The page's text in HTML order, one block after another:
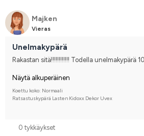
Majken
Vieras
Unelmakypärä
Rakastan sitä!!!!!!!!!!!! Todella unelmakypärä
Näytä alkuperäinen
Koettu koko: Normaali
Ratsastuskypärä Lasten Kidoxx Dekor Uvex
0 tykkäykset